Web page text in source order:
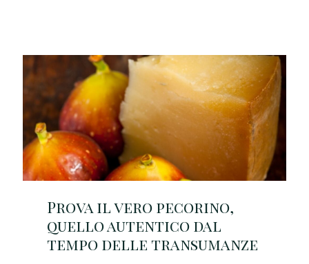
Prova il vero pecorino,
quello autentico dal
tempo delle transumanze